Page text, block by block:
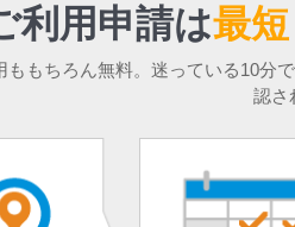
利用申請は最
ももちろん無料。迷っている10分
認さ